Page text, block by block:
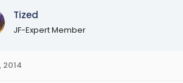
s
Tized
JF-Expert Member
2014